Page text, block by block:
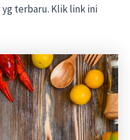
terbaru. Klik link ini